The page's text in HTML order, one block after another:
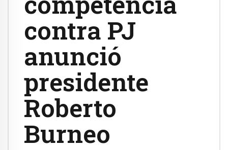
contra PJ
anunció
presidente
Roberto
Burneo